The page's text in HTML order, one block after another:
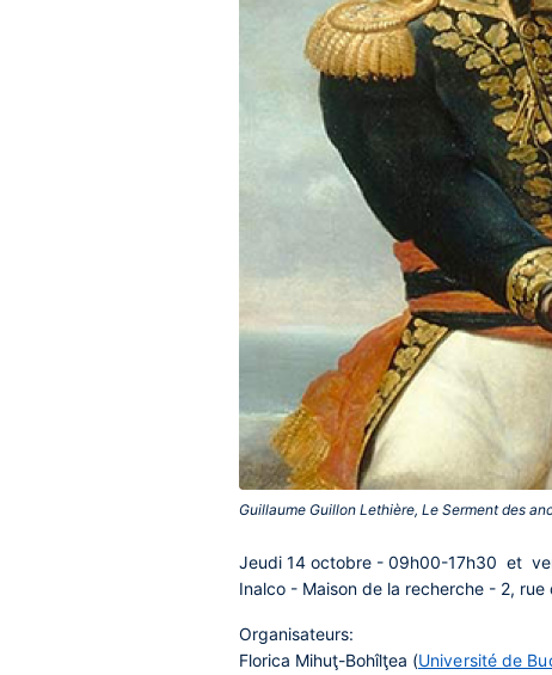
Guillaume Guillon Lethière, Le Serment des
Contenu
central
Jeudi 14 octobre - 09h00-17h30 et
Inalco - Maison de la recherche - 2, rue
Organisateurs:
Florica Mihuţ-Bohîlţea (Université de